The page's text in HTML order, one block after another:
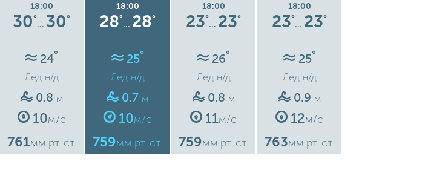
18:00
30°
… 30°
24°
Лед н/д
0.8 м
10м/с
761мм рт. ст.
18:00
28°
… 28°
25°
Лед н/д
0.7 м
10м/с
759мм рт. ст.
18:00
23°
… 23°
26°
Лед н/д
0.8 м
11м/с
759мм рт. ст.
18:00
23°
… 23°
25°
Лед н/д
0.9 м
12м/с
763мм рт. ст.